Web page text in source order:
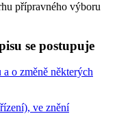
přípravného výboru
se postupuje
o změně některých
ve znění